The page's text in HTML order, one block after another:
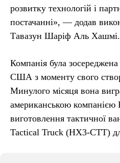
розвитку технологій і
постачанні», — додав
Тавазун Шаріф Аль Хашмі.
Компанія була
США з моменту свого
Минулого місяця вона
американською компанією
виготовлення тактичної
Tactical Truck (HX3-CTT)